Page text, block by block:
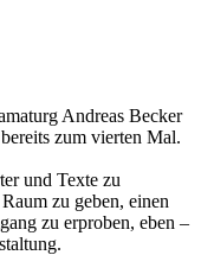
Andreas Becker
zum vierten Mal.
und Texte zu
zu geben, einen
zu erproben, eben –